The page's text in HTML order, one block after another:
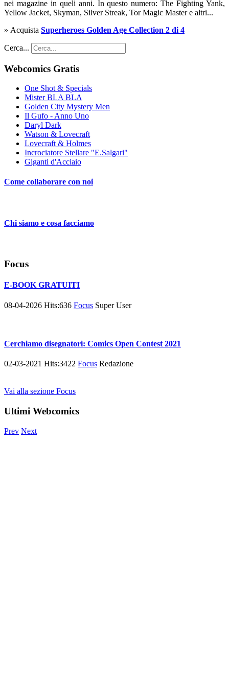
nei magazine in queli anni. In questo numero: The Fighting Yank,
Yellow Jacket, Skyman, Silver Streak, Tor Magic Master e altri...
» Acquista Superheroes Golden Age Collection 2 di 4
Cerca...
Webcomics Gratis
One Shot & Specials
Mister BLA BLA
Golden City Mystery Men
Il Gufo - Anno Uno
Daryl Dark
Watson & Lovecraft
Lovecraft & Holmes
Incrociatore Stellare "E.Salgari"
Giganti d'Acciaio
Come collaborare con noi
Chi siamo e cosa facciamo
Focus
E-BOOK GRATUITI
08-04-2026 Hits:636 Focus Super User
Cerchiamo disegnatori: Comics Open Contest 2021
02-03-2021 Hits:3422 Focus Redazione
Vai alla sezione Focus
Ultimi Webcomics
Prev Next